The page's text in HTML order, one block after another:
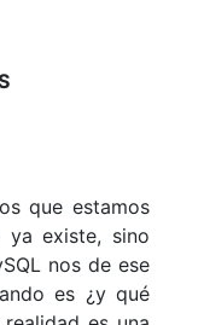
que estamos
ya existe, sino
nos de ese
es ¿y qué